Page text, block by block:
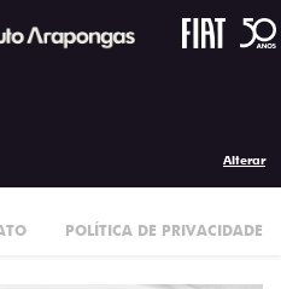
Alterar
POLÍTICA DE PRIVACIDADE